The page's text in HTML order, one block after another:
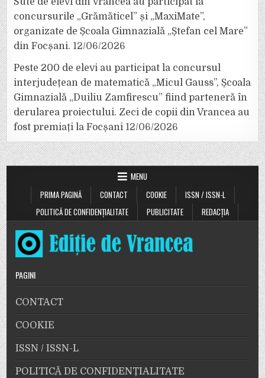
concursurile „Grămăticel” și „MaxiMate”,
organizate de Școala Gimnazială „Ștefan cel Mare”
din Focșani. 12/06/2026
Peste 200 de elevi au participat la concursul
interjudețean de matematică „Micul Gauss”, Școala
Gimnazială „Duiliu Zamfirescu” fiind parteneră în
derularea proiectului. Zeci de copii din Vrancea au
fost premiați la Focșani 12/06/2026
MENU
PRIMA PAGINĂ
CONTACT COOKIE
ISSN / ISSN-L
POLITICĂ DE CONFIDENȚIALITATE
PUBLICITATE REDACȚIA
PAGINI
CONTACT
COOKIE
ISSN / ISSN-L
POLITICĂ DE CONFIDENȚIALITATE